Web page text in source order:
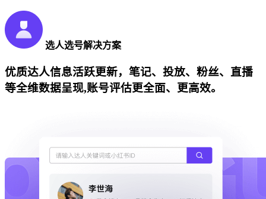
选人选号解决方案
优质达人信息活跃更新，笔记、投放、粉丝、直播
等全维数据呈现,账号评估更全面、更高效。